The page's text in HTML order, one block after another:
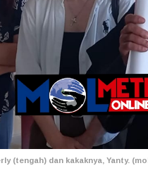
(tengah) dan kakaknya, Yanty.